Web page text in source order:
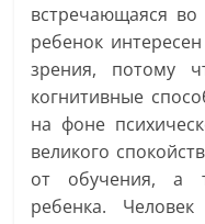
встречающаяся во
ребенок
зрения, потому
когнитивные
на фоне
великого
от обучения, а
ребенка.